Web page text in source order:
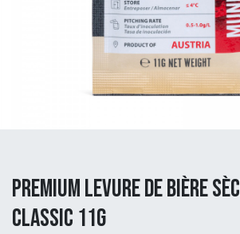
Premium levure de bière
Classic 11g